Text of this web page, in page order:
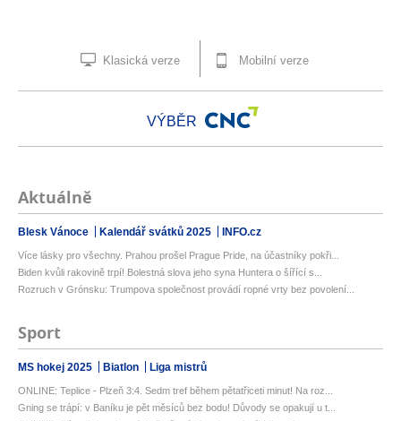
Klasická verze Mobilní verze
VÝBĚR
Aktuálně
Blesk Vánoce Kalendář svátků 2025 INFO.cz
Více lásky pro všechny. Prahou prošel Prague Pride, na účastníky pokři...
Biden kvůli rakovině trpí! Bolestná slova jeho syna Huntera o šířící s...
Rozruch v Grónsku: Trumpova společnost provádí ropné vrty bez povolení...
Sport
MS hokej 2025 Biatlon Liga mistrů
ONLINE: Teplice - Plzeň 3:4. Sedm tref během pětatřiceti minut! Na roz...
Gning se trápí: v Baníku je pět měsíců bez bodu! Důvody se opakují u t...